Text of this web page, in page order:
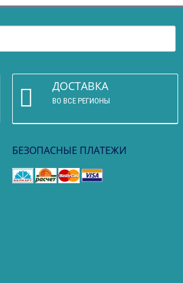
ДОСТАВКА
ВО ВСЕ РЕГИОНЫ
БЕЗОПАСНЫЕ ПЛАТЕЖИ